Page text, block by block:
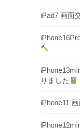
iPad7 画面
りました
iPhone11